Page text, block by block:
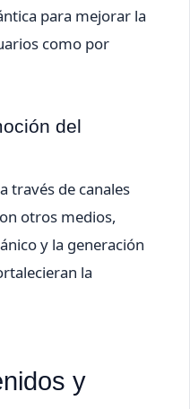
para mejorar la
como por
del
través de canales
otros medios,
y la generación
la
y